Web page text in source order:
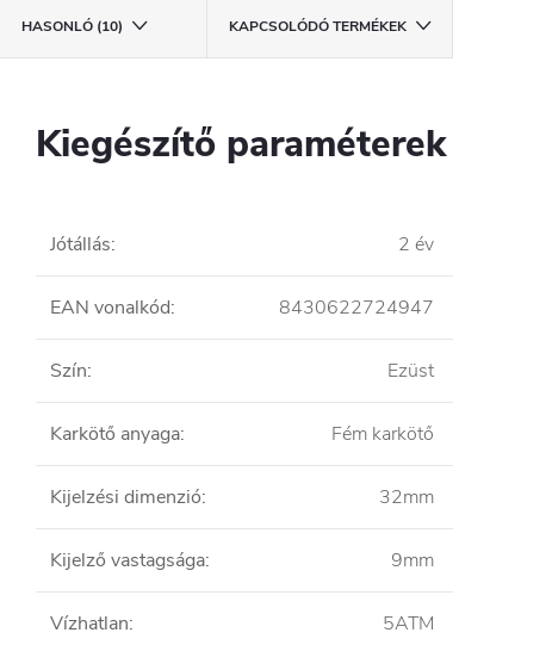
HASONLÓ (10) KAPCSOLÓDÓ TERMÉKEK
Kiegészítő paraméterek
Jótállás: 2 év
EAN vonalkód: 8430622724947
Szín: Ezüst
Karkötő anyaga: Fém karkötő
Kijelzési dimenzió: 32mm
Kijelző vastagsága: 9mm
Vízhatlan: 5ATM